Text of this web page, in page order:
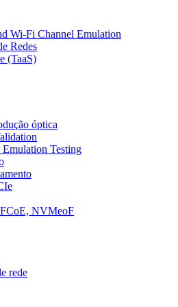
Wi-Fi Channel Emulation
Redes
(TaaS)
óptica
Testing
NVMeoF
rede